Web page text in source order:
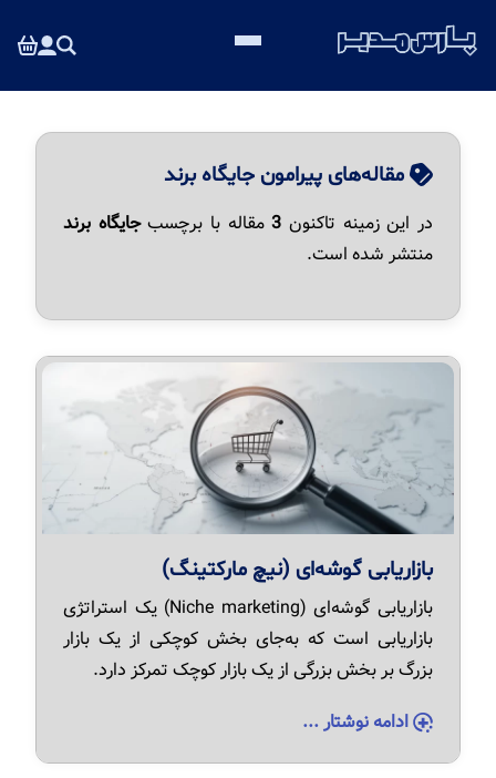
مقاله‌های پیرامون جایگاه برند
در این زمینه تاکنون 3مقاله با برچسبجایگاه برند
منتشر شده است.
بازاریابی گوشه‌ای (نیچ مارکتینگ)
بازاریابی گوشه‌ای (Niche marketing) یک استراتژی
بازاریابی است که به‌جای بخش کوچکی از یک بازار
بزرگ بر بخش بزرگی از یک بازار کوچک تمرکز دارد.
ادامه نوشتار ...